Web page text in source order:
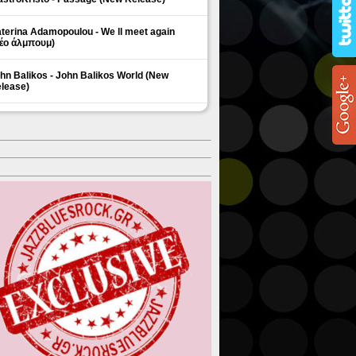
Adamopoulou - We ll meet again
άλμπουμ)
Balikos - John Balikos World (New